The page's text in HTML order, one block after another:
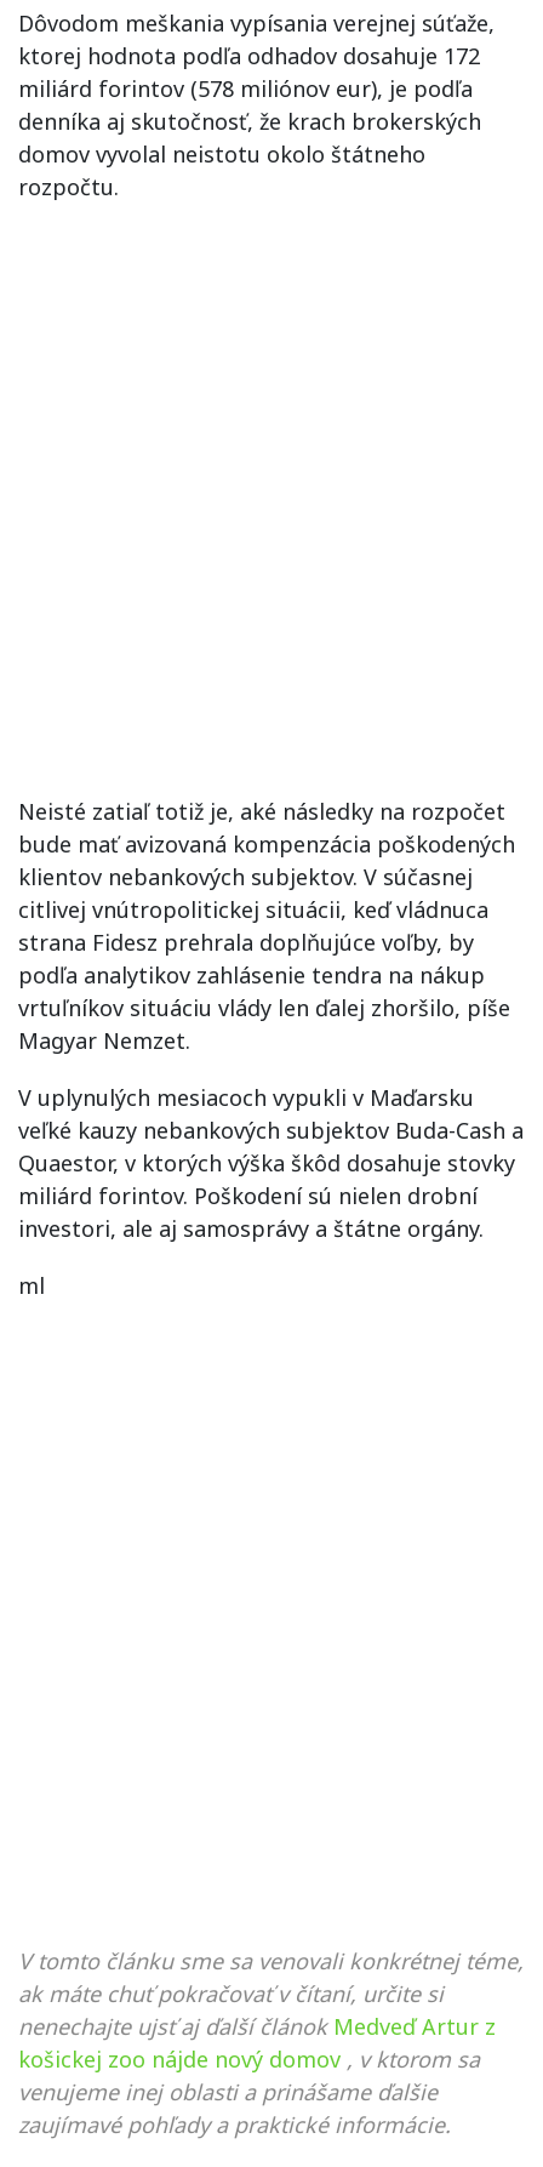
Dôvodom meškania vypísania verejnej súťaže,
ktorej hodnota podľa odhadov dosahuje 172
miliárd forintov (578 miliónov eur), je podľa
denníka aj skutočnosť, že krach brokerských
domov vyvolal neistotu okolo štátneho
rozpočtu.
Neisté zatiaľ totiž je, aké následky na rozpočet
bude mať avizovaná kompenzácia poškodených
klientov nebankových subjektov. V súčasnej
citlivej vnútropolitickej situácii, keď vládnuca
strana Fidesz prehrala doplňujúce voľby, by
podľa analytikov zahlásenie tendra na nákup
vrtuľníkov situáciu vlády len ďalej zhoršilo, píše
Magyar Nemzet.
V uplynulých mesiacoch vypukli v Maďarsku
veľké kauzy nebankových subjektov Buda-Cash a
Quaestor, v ktorých výška škôd dosahuje stovky
miliárd forintov. Poškodení sú nielen drobní
investori, ale aj samosprávy a štátne orgány.
ml
V tomto článku sme sa venovali konkrétnej téme,
ak máte chuť pokračovať v čítaní, určite si
nenechajte ujsť aj ďalší článok Medveď Artur z
košickej zoo nájde nový domov , v ktorom sa
venujeme inej oblasti a prinášame ďalšie
zaujímavé pohľady a praktické informácie.